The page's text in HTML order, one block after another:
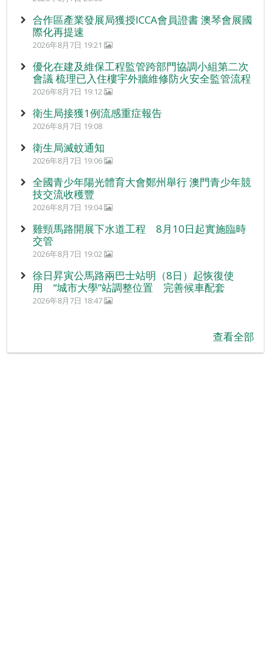
合作區產業發展局獲授ICCA會員證書 澳琴會展國
際化再提速
2026年8月7日 19:21
優化在建及維保工程監管跨部門協調小組第二次
會議 梳理已入住樓宇外牆維修防火安全監管流程
2026年8月7日 19:12
衛生局接獲1例流感重症報告
2026年8月7日 19:08
衛生局滅蚊通知
2026年8月7日 19:06
全國青少年陽光體育大會鄭州舉行 澳門青少年競
技交流收穫豐
2026年8月7日 19:04
雞頸馬路開展下水道工程 8月10日起實施臨時
交管
2026年8月7日 19:02
徐日昇寅公馬路兩巴士站明（8日）起恢復使
用 “城市大學”站調整位置 完善候車配套
2026年8月7日 18:47
查看全部